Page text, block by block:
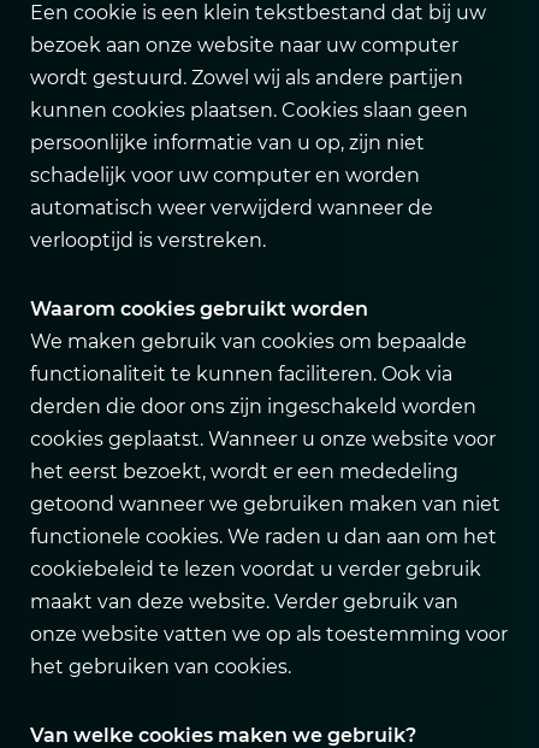
Een cookie is een klein tekstbestand dat bij uw
bezoek aan onze website naar uw computer
wordt gestuurd. Zowel wij als andere partijen
kunnen cookies plaatsen. Cookies slaan geen
persoonlijke informatie van u op, zijn niet
schadelijk voor uw computer en worden
automatisch weer verwijderd wanneer de
verlooptijd is verstreken.
Waarom cookies gebruikt worden
We maken gebruik van cookies om bepaalde
functionaliteit te kunnen faciliteren. Ook via
derden die door ons zijn ingeschakeld worden
cookies geplaatst. Wanneer u onze website voor
het eerst bezoekt, wordt er een mededeling
getoond wanneer we gebruiken maken van niet
functionele cookies. We raden u dan aan om het
cookiebeleid te lezen voordat u verder gebruik
maakt van deze website. Verder gebruik van
onze website vatten we op als toestemming voor
het gebruiken van cookies.
Van welke cookies maken we gebruik?